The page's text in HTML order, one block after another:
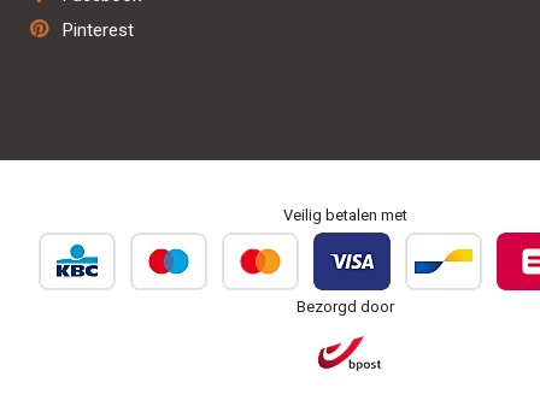
Herstel & onderhoud
Personaliseren & borduren
Pinterest
Veilig betalen met
Bezorgd door